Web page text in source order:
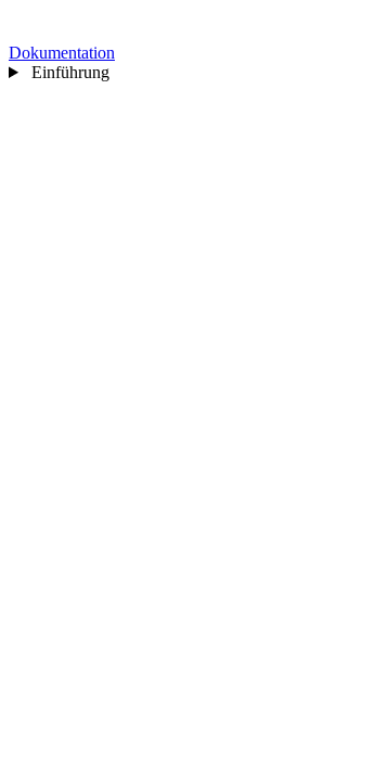
Dokumentation
Einführung